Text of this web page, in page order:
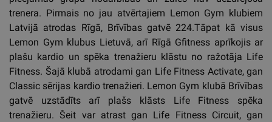
trenera. Pirmais no jau atvērtajiem Lemon Gym klubiem
Latvijā atrodas Rīgā, Brīvības gatvē 224.Tāpat kā visus
Lemon Gym klubus Lietuvā, arī Rīgā Gfitness aprīkojis ar
plašu kardio un spēka trenažieru klāstu no ražotāja Life
Fitness. Šajā klubā atrodami gan Life Fitness Activate, gan
Classic sērijas kardio trenažieri. Lemon Gym klubā Brīvības
gatvē uzstādīts arī plašs klāsts Life Fitness spēka
trenažieru. Šeit var atrast gan Life Fitness Circuit, gan